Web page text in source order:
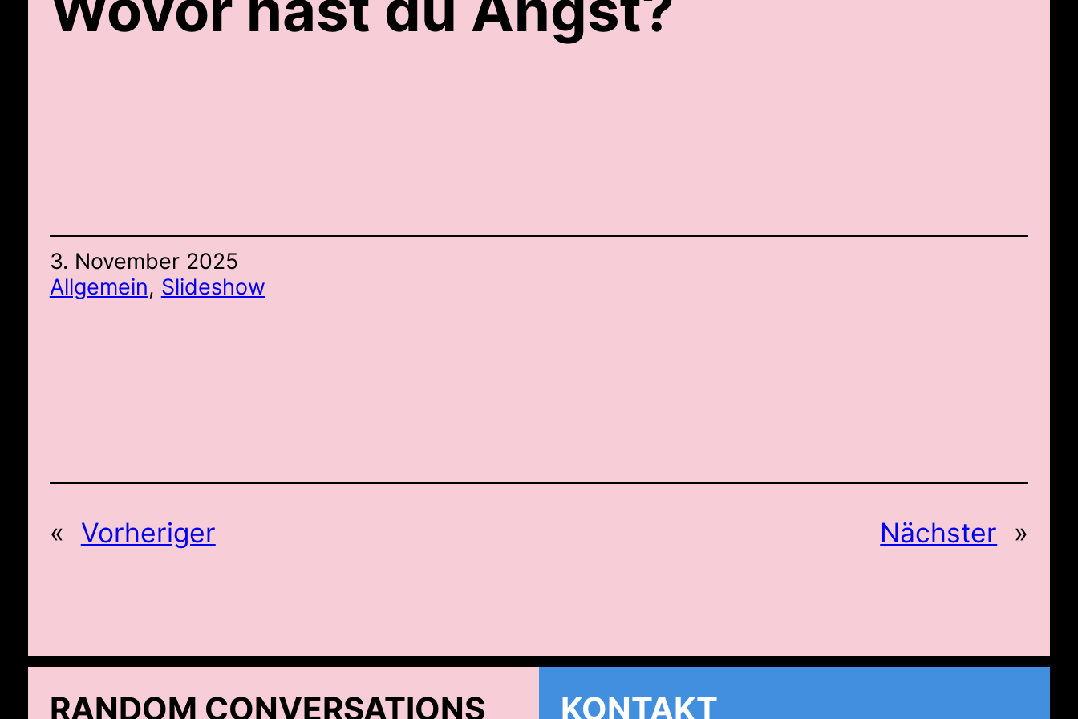
3. November 2025
Allgemein, Slideshow
« Vorheriger Nächster »
RANDOM CONVERSATIONS KONTAKT